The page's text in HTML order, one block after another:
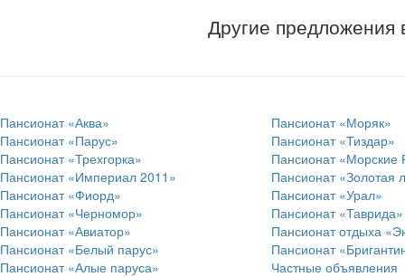
Другие
Пансионат «Аква»
Пансионат «Моряк»
Пансионат «Парус»
Пансионат «Тиздар»
Пансионат «Трехгорка»
Пансионат
Пансионат «Империал 2011»
Пансионат «Золотая
Пансионат «Фиорд»
Пансионат «Урал»
Пансионат «Черномор»
Пансионат «Таврида»
Пансионат «Авиатор»
Пансионат отдыха
Пансионат «Белый парус»
Пансионат
Пансионат «Алые паруса»
Частные объявления